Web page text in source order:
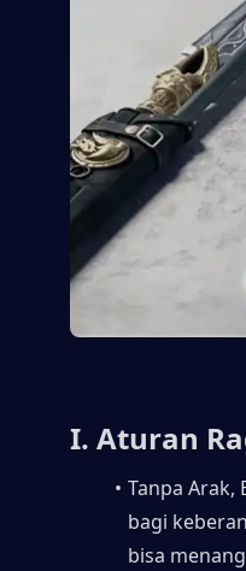
I. Aturan
Tanpa Arak,
bagi
bisa